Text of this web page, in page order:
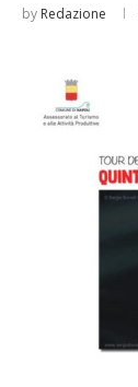
by Redazione